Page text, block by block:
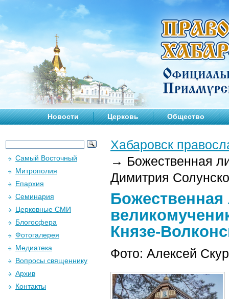
Новости Церковь Общество
Хабаровск
→ Божественная
Димитрия
Божественная
Князе-
Фото: Алексей
Самый Восточный
Митрополия
Епархия
Семинария
Церковные СМИ
Блогосфера
Фотогалерея
Медиатека
Вопросы священнику
Архив
Контакты